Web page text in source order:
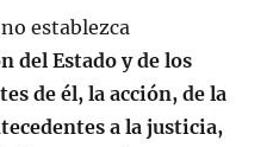
establezca
del Estado y de los
de él, la acción, de la
a la justicia,